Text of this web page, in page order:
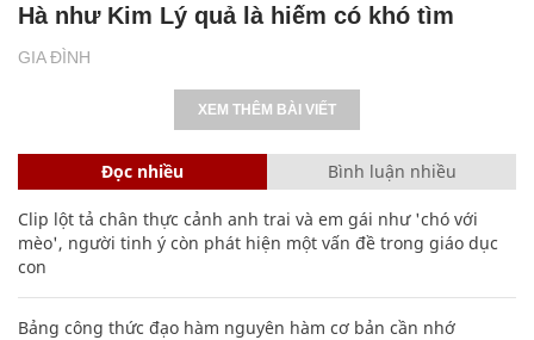
GIA ĐÌNH
Hà như Kim Lý quả là hiếm có khó tìm
XEM THÊM BÀI VIẾT
Đọc nhiều Bình luận nhiều
Clip lột tả chân thực cảnh anh trai và em gái như 'chó với
mèo', người tinh ý còn phát hiện một vấn đề trong giáo dục
con
Bảng công thức đạo hàm nguyên hàm cơ bản cần nhớ